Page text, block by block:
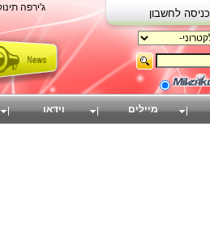
ג'ירפה
מיילים וידאו
כניסה לחשבון